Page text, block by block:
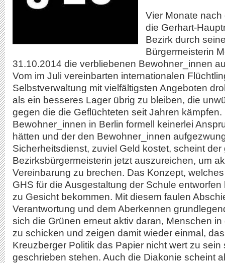
Vier Monate
die Gerhart-
Bezirk durch
Bürgermeisterin
31.10.2014 die verbliebenen Bewohner_innen
Vom im Juli vereinbarten internationalen
Selbstverwaltung mit vielfältigsten Angeboten
als ein besseres Lager übrig zu bleiben, die
gegen die die Geflüchteten seit Jahren
Bewohner_innen in Berlin formell keinerlei An
hätten und der den Bewohner_innen
Sicherheitsdienst, zuviel Geld kostet, scheint der
Bezirksbürgermeisterin jetzt auszureichen, um
Vereinbarung zu brechen. Das Konzept,
GHS für die Ausgestaltung der Schule
zu Gesicht bekommen. Mit diesem faulen
Verantwortung und dem Aberkennen
sich die Grünen erneut aktiv daran, Menschen
zu schicken und zeigen damit wieder einmal,
Kreuzberger Politik das Papier nicht wert zu
geschrieben stehen. Auch die Diakonie scheint